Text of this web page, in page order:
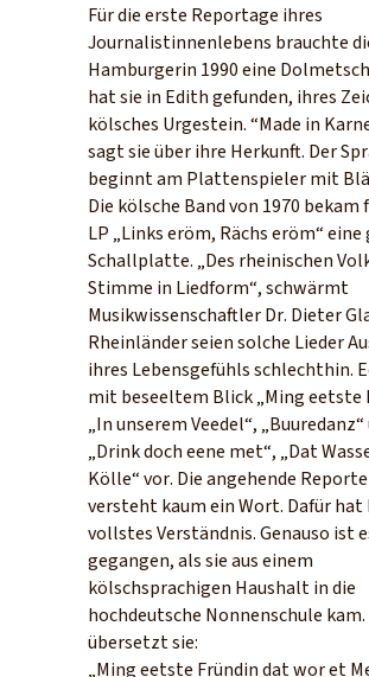
Für die erste Reportage ihres
Journalistinnenlebens brauchte
Hamburgerin 1990 eine
hat sie in Edith gefunden, ihres
kölsches Urgestein. “Made in
sagt sie über ihre Herkunft. Der
beginnt am Plattenspieler mit
Die kölsche Band von 1970 bekam
LP „Links eröm, Rächs eröm“
Schallplatte. „Des rheinischen
Stimme in Liedform“, schwärmt
Musikwissenschaftler Dr. Dieter
Rheinländer seien solche Lieder
ihres Lebensgefühls schlechthin.
mit beseeltem Blick „Ming eetste
„In unserem Veedel“, „Buuredanz“
„Drink doch eene met“, „Dat
Kölle“ vor. Die angehende
versteht kaum ein Wort. Dafür hat
vollstes Verständnis. Genauso ist
gegangen, als sie aus einem
kölschsprachigen Haushalt in die
hochdeutsche Nonnenschule kam.
übersetzt sie:
„Ming eetste Fründin dat wor et